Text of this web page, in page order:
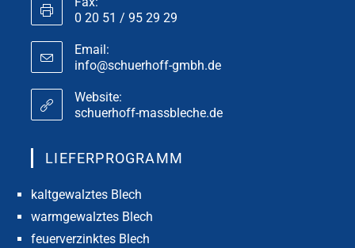
0 20 51 / 95 29 29
Email:
info@schuerhoff-gmbh.de
Website:
schuerhoff-massbleche.de
LIEFERPROGRAMM
kaltgewalztes Blech
warmgewalztes Blech
feuerverzinktes Blech